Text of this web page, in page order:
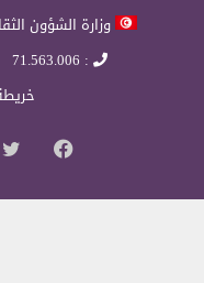
وزارة الشؤون الثقافية | ©2026
: 71.563.006
فيسبوك